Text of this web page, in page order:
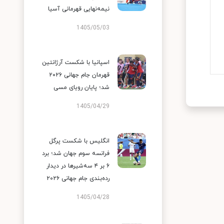
نیمه‌نهایی قهرمانی آسیا
1405/05/03
اسپانیا با شکست آرژانتین
قهرمان جام جهانی ۲۰۲۶
شد؛ پایان رویای مسی
1405/04/29
انگلیس با شکست پرگل
فرانسه سوم جهان شد؛ برد
۶ بر ۴ سه‌شیرها در دیدار
رده‌بندی جام جهانی ۲۰۲۶
1405/04/28